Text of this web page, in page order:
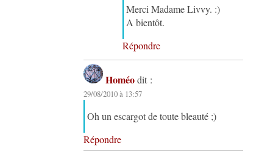
Merci Madame Livvy. :)
A bientôt.
Répondre
Homéo dit :
29/08/2010 à 13:57
Oh un escargot de toute bleauté ;)
Répondre